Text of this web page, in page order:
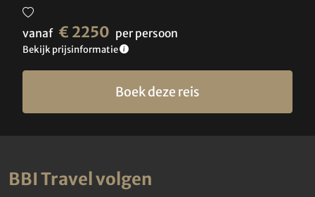
vanaf € 2250 per persoon
Bekijk prijsinformatie
Boek deze reis
BBI Travel volgen